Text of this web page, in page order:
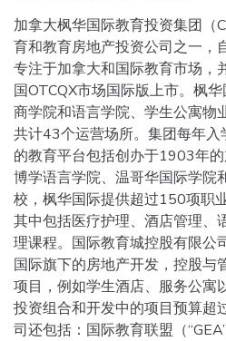
加拿大枫华国际教育投资集团（
育和教育房地产投资公司之一
专注于加拿大和国际教育市场，
国OTCQX市场国际版上市。枫
商学院和语言学院、学生公寓物
共计43个运营场所。集团每年
的教育平台包括创办于1903年
博学语言学院、温哥华国际学院
校，枫华国际提供超过150项职
其中包括医疗护理、酒店管理、
理课程。国际教育城控股有限公
国际旗下的房地产开发，控股与
项目，例如学生酒店、服务公寓
投资组合和开发中的项目预算超
司还包括：国际教育联盟（